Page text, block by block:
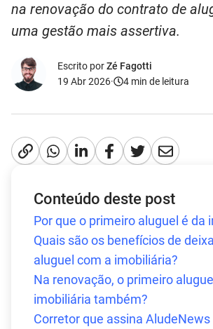
na renovação do contrato de
uma gestão mais assertiva.
Escrito porZé Fagotti
19 Abr 2026· 4 min de leitura
Conteúdo deste post
Por que o primeiro aluguel é da
Quais são os benefícios de
aluguel com a imobiliária?
Na renovação, o primeiro
imobiliária também?
Corretor que assina